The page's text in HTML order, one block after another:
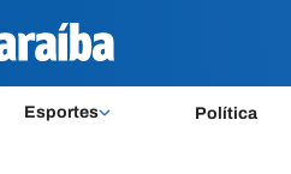
Esportes Política